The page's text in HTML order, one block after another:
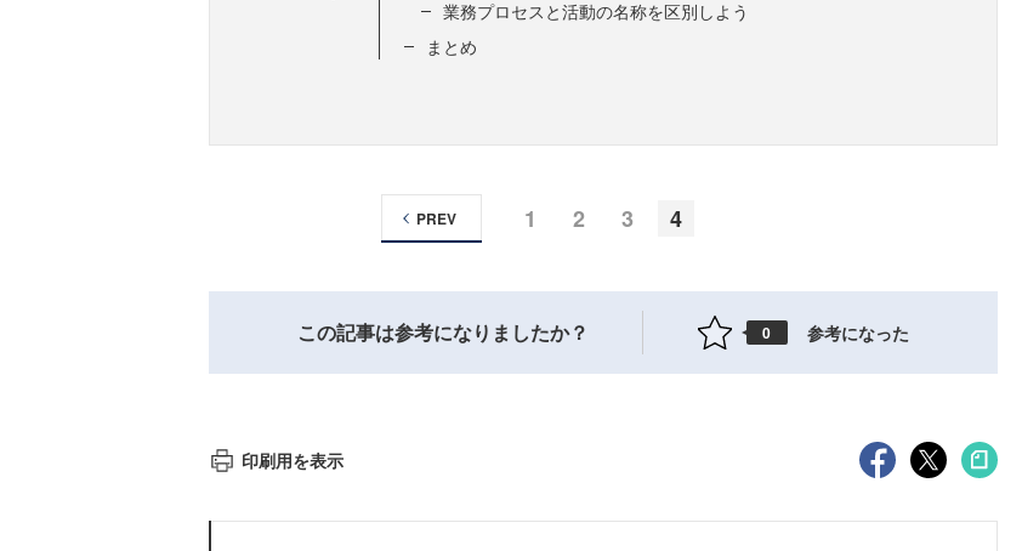
業務プロセスと活動の名称を区別しよう
まとめ
1 2 3 4
PREV
この記事は参考になりましたか？ 0 参考になった
印刷用を表示